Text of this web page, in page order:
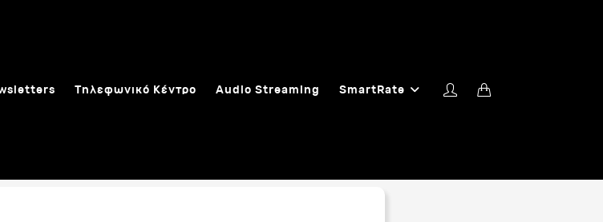
Τηλεφωνικό Κέντρο Audio Streaming SmartRate